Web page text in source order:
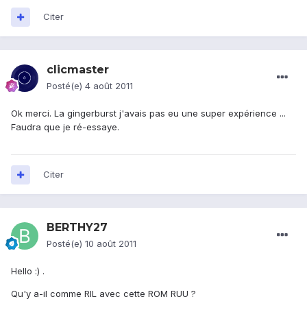
Citer
clicmaster
Posté(e) 4 août 2011
Ok merci. La gingerburst j'avais pas eu une super expérience ...
Faudra que je ré-essaye.
Citer
BERTHY27
Posté(e) 10 août 2011
Hello :) .
Qu'y a-il comme RIL avec cette ROM RUU ?